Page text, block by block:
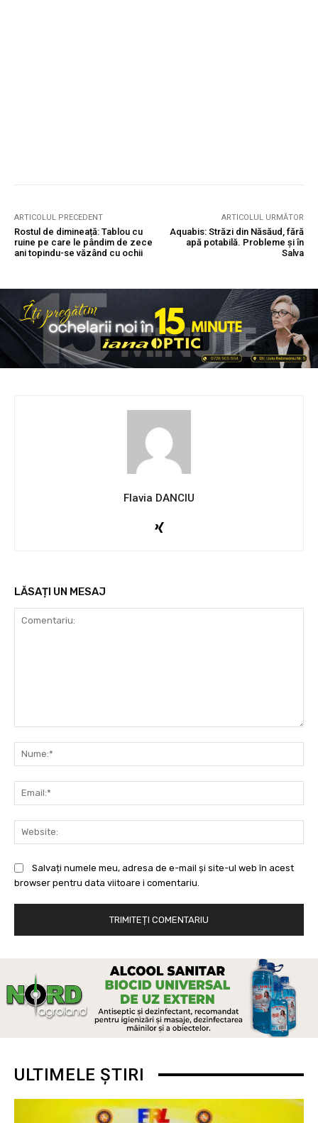
ARTICOLUL PRECEDENT
Rostul de dimineață: Tablou cu
ruine pe care le pândim de zece
ani topindu-se văzând cu ochii
ARTICOLUL URMĂTOR
Aquabis: Străzi din Năsăud, fără
apă potabilă. Probleme și în
Salva
Flavia DANCIU
LĂSAȚI UN MESAJ
Salvați numele meu, adresa de e-mail și site-ul web în acest
browser pentru data viitoare i comentariu.
ULTIMELE ȘTIRI